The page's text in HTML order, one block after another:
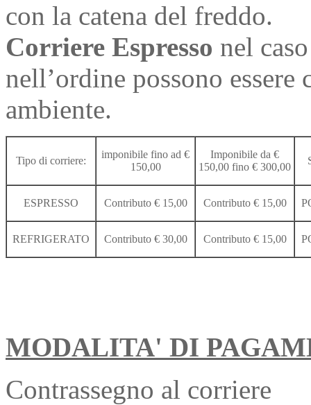
con la catena del freddo.
Corriere Espresso nel
nell’ordine possono essere
ambiente.
Tipo di corriere:
imponibile fino ad €
150,00
Imponibile da €
150,00 fino € 300,00
ESPRESSO Contributo € 15,00 Contributo € 15,00
REFRIGERATO Contributo € 30,00 Contributo € 15,00
MODALITA' DI
Contrassegno al corriere